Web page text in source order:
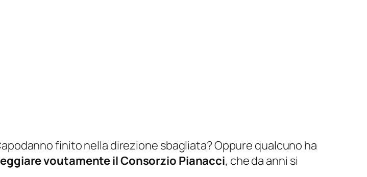
finito nella direzione sbagliata? Oppure qualcuno ha
voutamente il Consorzio Pianacci, che da anni si